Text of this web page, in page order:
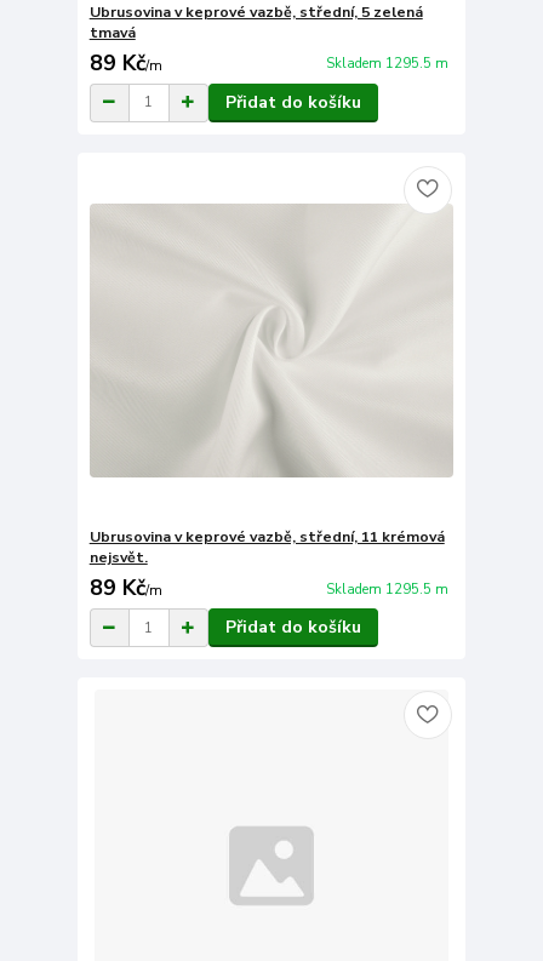
Ubrusovina v keprové vazbě, střední, 5 zelená
tmavá
89 Kč/m Skladem 1295.5 m
Přidat do košíku
Ubrusovina v keprové vazbě, střední, 11 krémová
nejsvět.
89 Kč/m Skladem 1295.5 m
Přidat do košíku